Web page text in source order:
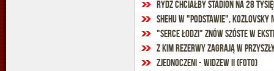
Shehu w "podstawie", Kozlovsky
"Serce Łodzi" znów szóste w
Z kim rezerwy zagrają w
Zjednoczeni - Widzew II (foto)